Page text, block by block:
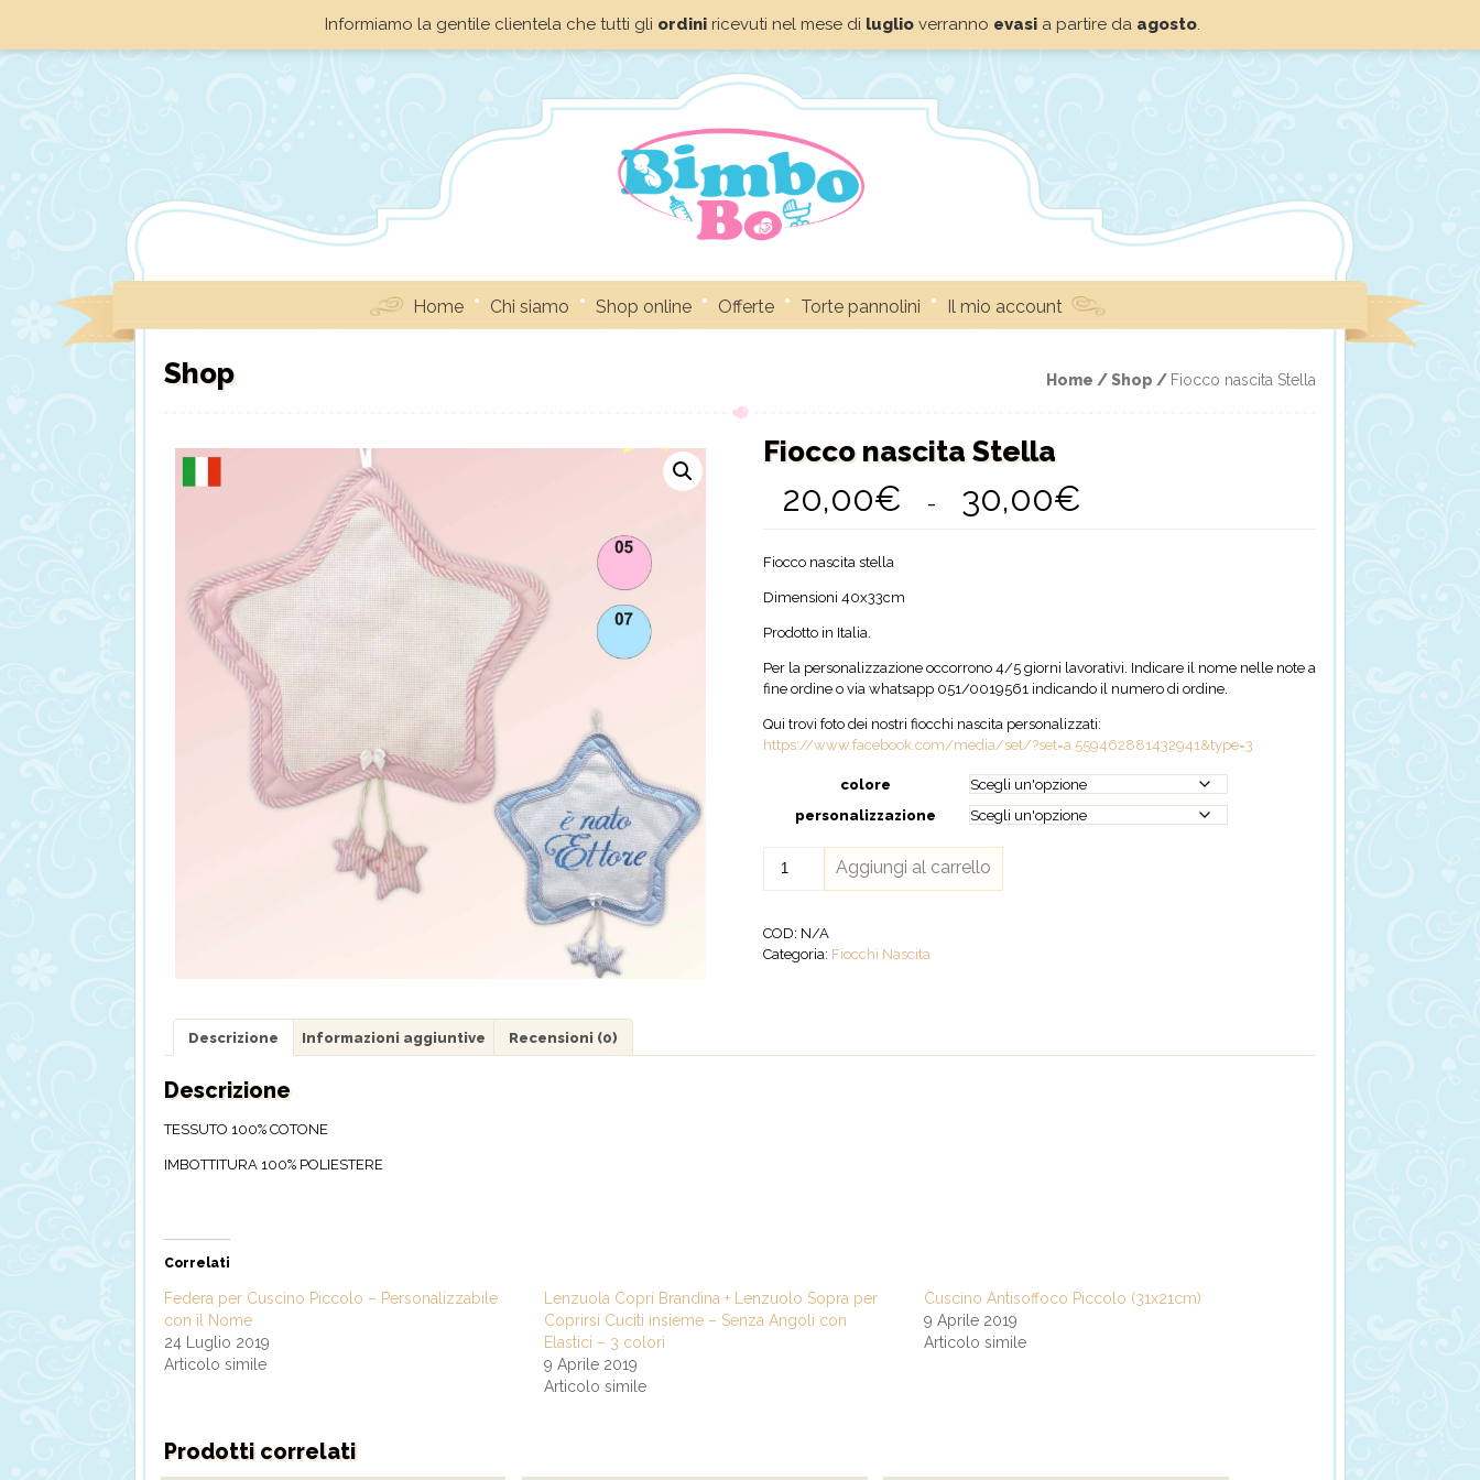
Informiamo la gentile clientela che tutti gli ordiniricevuti nel mese di luglioverranno evasia partire da agosto.
Home Chi siamo Shop online Offerte Torte pannolini Il mio account
Home /Shop / Fiocco nascita Stella
Shop
Fiocco nascita Stella
20,00€ - 30,00€
Fiocco nascita stella
Dimensioni 40x33cm
Prodotto in Italia.
Per la personalizzazione occorrono 4/5 giorni lavorativi. Indicare il nome nelle note a
fine ordine o via whatsapp 051/0019561 indicando il numero di ordine.
Qui trovi foto dei nostri fiocchi nascita personalizzati:
https://www.facebook.com/media/set/?set=a.559462881432941&type=3
colore
personalizzazione
nascita
Aggiungi al carrello
COD: N/A
Categoria: Fiocchi Nascita
Descrizione Informazioni aggiuntive Recensioni (0)
Descrizione
TESSUTO 100% COTONE
IMBOTTITURA 100% POLIESTERE
Correlati
Federa per Cuscino Piccolo – Personalizzabile
con il Nome
24 Luglio 2019
Articolo simile
Lenzuola Copri Brandina + Lenzuolo Sopra per
Coprirsi Cuciti insieme – Senza Angoli con
Elastici – 3 colori
9 Aprile 2019
Articolo simile
Cuscino Antisoffoco Piccolo (31x21cm)
9 Aprile 2019
Articolo simile
Prodotti correlati